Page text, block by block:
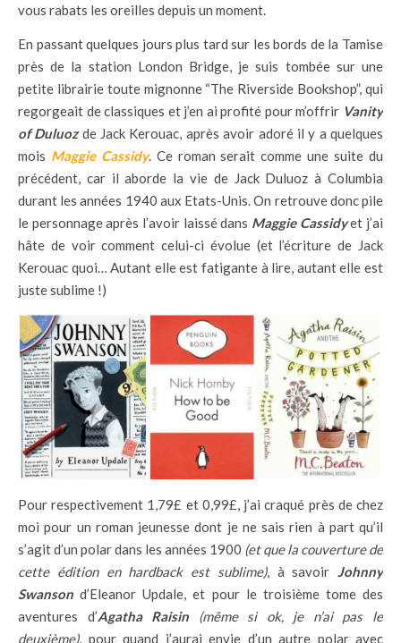
vous rabats les oreilles depuis un moment.
En passant quelques jours plus tard sur les bords de la Tamise
près de la station London Bridge, je suis tombée sur une
petite librairie toute mignonne “The Riverside Bookshop”, qui
regorgeait de classiques et j’en ai profité pour m’offrir Vanity
of Duluozde Jack Kerouac, après avoir adoré il y a quelques
mois Maggie Cassidy. Ce roman serait comme une suite du
précédent, car il aborde la vie de Jack Duluoz à Columbia
durant les années 1940 aux Etats-Unis. On retrouve donc pile
le personnage après l’avoir laissé dans Maggie Cassidyet j’ai
hâte de voir comment celui-ci évolue (et l’écriture de Jack
Kerouac quoi… Autant elle est fatigante à lire, autant elle est
juste sublime !)
Pour respectivement 1,79£ et 0,99£, j’ai craqué près de chez
moi pour un roman jeunesse dont je ne sais rien à part qu’il
s’agit d’un polar dans les années 1900 (et que la couverture de
cette édition en hardback est sublime), à savoir Johnny
Swanson d’Eleanor Updale, et pour le troisième tome des
aventures d’Agatha Raisin
(même si ok, je n’ai pas le
deuxième), pour quand j’aurai envie d’un autre polar avec